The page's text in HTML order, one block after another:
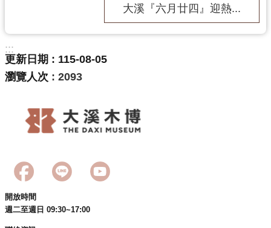
志
工
園
地
創
品
大溪『六月廿四』迎熱...
:::
更新日期
115-08-05
瀏覽人次
2093
開放時間
週二至週日 09:30~17:00